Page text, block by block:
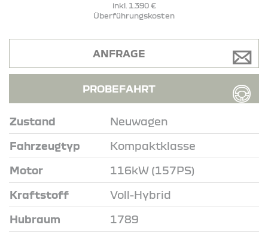
inkl. 1.390 €
Überführungskosten
Zustand Neuwagen
Fahrzeugtyp Kompaktklasse
Motor 116kW (157PS)
Kraftstoff Voll-Hybrid
Hubraum 1789
ANFRAGE
PROBEFAHRT